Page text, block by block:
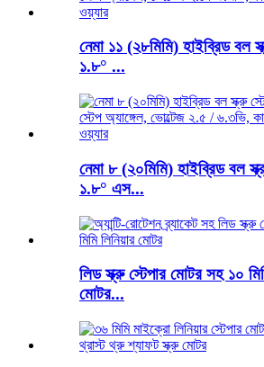
নেমা ১১ (২৮মিমি) হাইব্রিড বল
১.৮° ...
নেমা ৮ (২০মিমি) হাইব্রিড বল
১.৮° এস...
লিড স্ক্রু স্টেপার মোটর সহ ১০
মোটর...